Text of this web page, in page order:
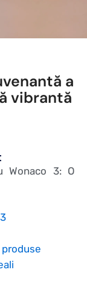
a
vibrantă
Wonaco 3: O
produse